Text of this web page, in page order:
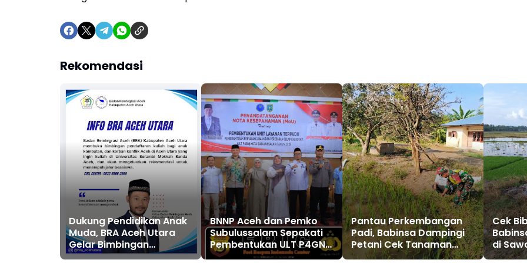
Rekomendasi
Dukung Pendidikan Anak
Muda, BRA Aceh Utara
Gelar Bimbingan
Beasiswa USM Banda
BNNP Aceh dan Pemko
Subulussalam Sepakati
Pembentukan ULT P4GN
untuk Dekatkan Layanan
Pantau Perkembangan
Padi, Babinsa Dampingi
Petani Cek Tanaman
Padi
Cek
di